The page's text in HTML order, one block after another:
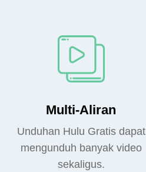
Multi-Aliran
Unduhan Hulu Gratis dapat
mengunduh banyak video
sekaligus.